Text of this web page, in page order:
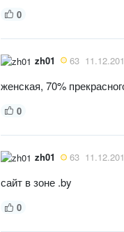
0
zh01 63
женская, 70%
0
zh01 63
сайт в зоне .by
0